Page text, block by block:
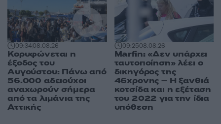
09:3408.08.26
Κορυφώνεται η
έξοδος του
Αυγούστου: Πάνω από
56.000 αδειούχοι
αναχωρούν σήμερα
από τα λιμάνια της
Αττικής
09:2508.08.26
Marfin: «Δεν υπάρχει
ταυτοποίηση» λέει ο
δικηγόρος της
46χρονης – Η ξανθιά
κοτσίδα και η εξέταση
του 2022 για την ίδια
υπόθεση